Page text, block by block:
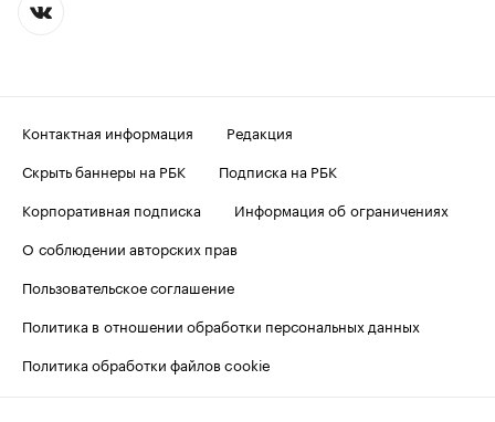
Контактная информация
Редакция
Скрыть баннеры на РБК
Подписка на РБК
Корпоративная подписка
Информация об ограничениях
О соблюдении авторских прав
Пользовательское соглашение
Политика в отношении обработки персональных данных
Политика обработки файлов cookie